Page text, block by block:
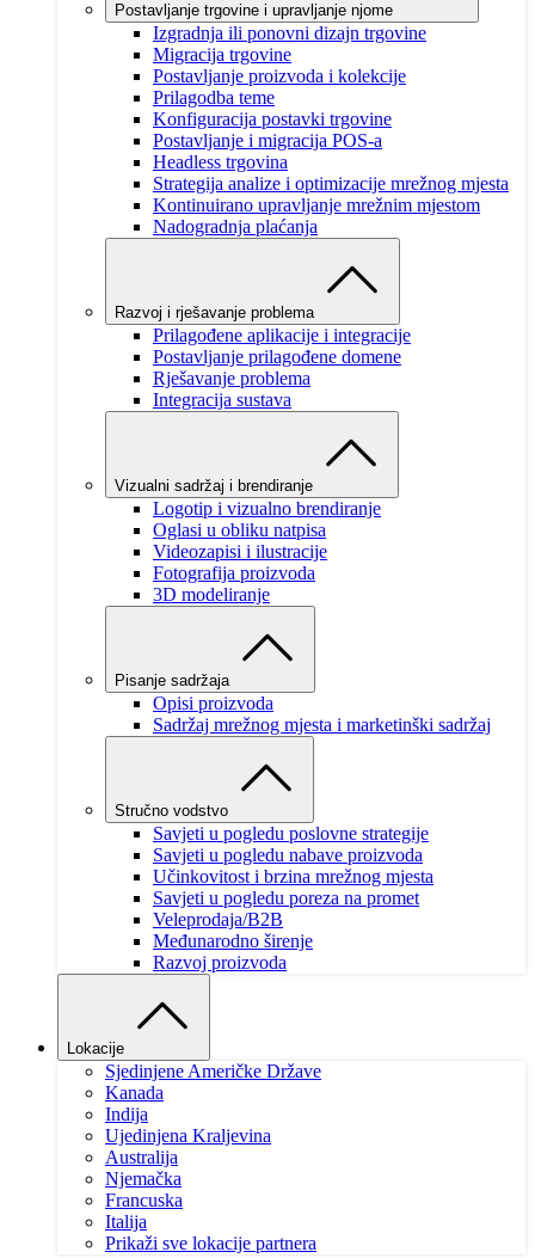
Postavljanje trgovine i upravljanje njome
Izgradnja ili ponovni dizajn trgovine
Migracija trgovine
Postavljanje proizvoda i kolekcije
Prilagodba teme
Konfiguracija postavki trgovine
Postavljanje i migracija POS-a
Headless trgovina
Strategija analize i optimizacije mrežnog mjesta
Kontinuirano upravljanje mrežnim mjestom
Nadogradnja plaćanja
Razvoj i rješavanje problema
Prilagođene aplikacije i integracije
Postavljanje prilagođene domene
Rješavanje problema
Integracija sustava
Vizualni sadržaj i brendiranje
Logotip i vizualno brendiranje
Oglasi u obliku natpisa
Videozapisi i ilustracije
Fotografija proizvoda
3D modeliranje
Pisanje sadržaja
Opisi proizvoda
Sadržaj mrežnog mjesta i marketinški sadržaj
Stručno vodstvo
Savjeti u pogledu poslovne strategije
Savjeti u pogledu nabave proizvoda
Učinkovitost i brzina mrežnog mjesta
Savjeti u pogledu poreza na promet
Veleprodaja/B2B
Međunarodno širenje
Razvoj proizvoda
Lokacije
Sjedinjene Američke Države
Kanada
Indija
Ujedinjena Kraljevina
Australija
Njemačka
Francuska
Italija
Prikaži sve lokacije partnera